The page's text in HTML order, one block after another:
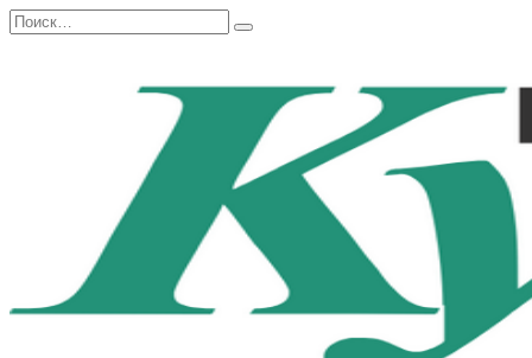
Перейти
к
Search
for: